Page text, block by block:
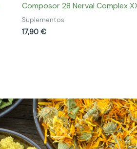
Composor 28 Nerval Complex
Suplementos
17,90€